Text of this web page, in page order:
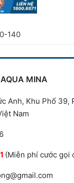
140
MINA
Anh, Khu Phố 39,
Nam
(Miễn phí cước gọi